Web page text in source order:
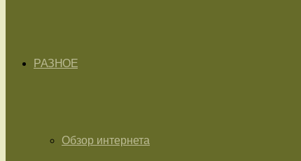
РАЗНОЕ
Обзор интернета